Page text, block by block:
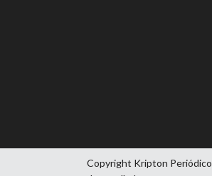
Copyright Kripton